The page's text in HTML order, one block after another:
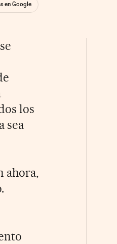
en Google
los
sea
ahora,